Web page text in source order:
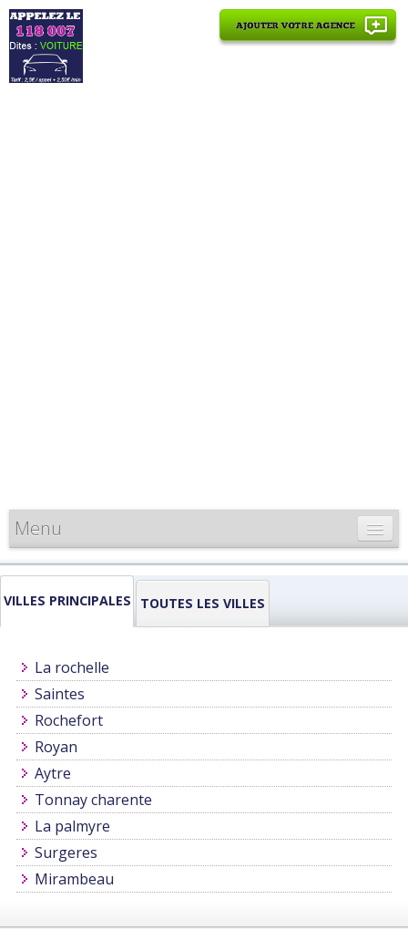
Menu
CARTE DE FRANCE
INFORMATIONS
VILLES PRINCIPALES TOUTES LES VILLES
La rochelle
Saintes
Rochefort
Royan
Aytre
Tonnay charente
La palmyre
Surgeres
Mirambeau